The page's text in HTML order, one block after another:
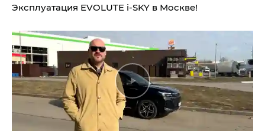
Эксплуатация EVOLUTE i‑SKY в Москве!